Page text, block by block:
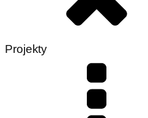
Projekty